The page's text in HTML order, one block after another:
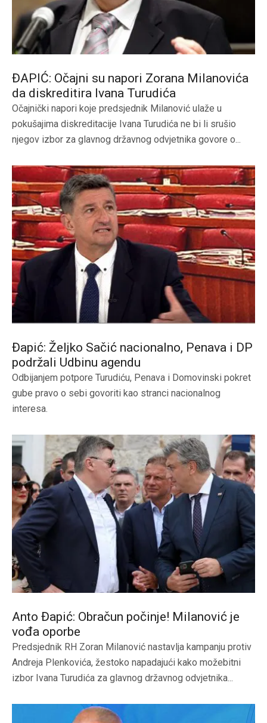
ĐAPIĆ: Očajni su napori Zorana Milanovića
da diskreditira Ivana Turudića
Očajnički napori koje predsjednik Milanović ulaže u
pokušajima diskreditacije Ivana Turudića ne bi li srušio
njegov izbor za glavnog državnog odvjetnika govore o...
Đapić: Željko Sačić nacionalno, Penava i DP
podržali Udbinu agendu
Odbijanjem potpore Turudiću, Penava i Domovinski pokret
gube pravo o sebi govoriti kao stranci nacionalnog
interesa.
Anto Đapić: Obračun počinje! Milanović je
vođa oporbe
Predsjednik RH Zoran Milanović nastavlja kampanju protiv
Andreja Plenkovića, žestoko napadajući kako možebitni
izbor Ivana Turudića za glavnog državnog odvjetnika...